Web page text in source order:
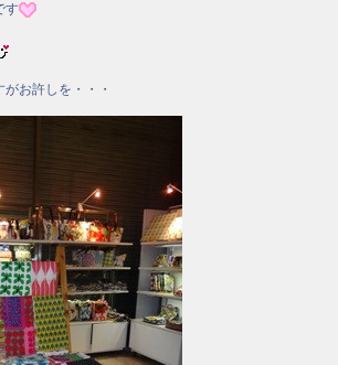
す
お許しを・・・